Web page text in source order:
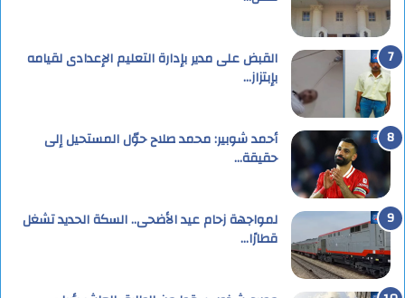
القبض على مدير بإدارة التعليم الإعدادى لقيامه
بإبتزاز…
أحمد شوبير: محمد صلاح حوّل المستحيل إلى
حقيقة…
لمواجهة زحام عيد الأضحى.. السكة الحديد تشغل
قطارًا…